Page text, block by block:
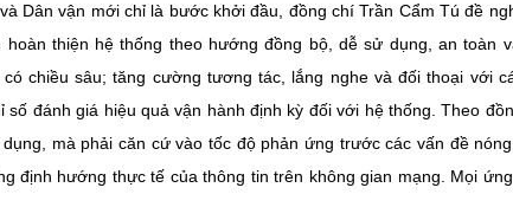
Dân vận mới chỉ là bước khởi đầu, đồng chí Trần Cẩm Tú đề
thiện hệ thống theo hướng đồng bộ, dễ sử dụng, an toàn
chiều sâu; tăng cường tương tác, lắng nghe và đối thoại với
đánh giá hiệu quả vận hành định kỳ đối với hệ thống. Theo
mà phải căn cứ vào tốc độ phản ứng trước các vấn đề
định hướng thực tế của thông tin trên không gian mạng. Mọi